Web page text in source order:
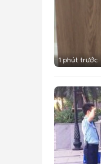
1 phút trước